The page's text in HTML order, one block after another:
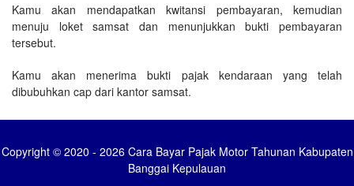
Kamu akan mendapatkan kwitansi pembayaran, kemudian
menuju loket samsat dan menunjukkan bukti pembayaran
tersebut.
Kamu akan menerima bukti pajak kendaraan yang telah
dibubuhkan cap dari kantor samsat.
Copyright © 2020 - 2026 Cara Bayar Pajak Motor Tahunan Kabupaten
Banggai Kepulauan